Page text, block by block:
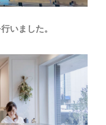
いました。